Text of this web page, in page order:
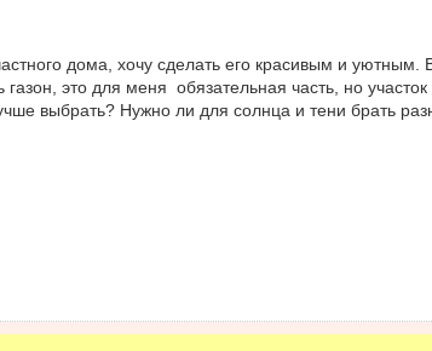
дома, хочу сделать его красивым и
это для меня обязательная часть, но
выбрать? Нужно ли для солнца и тени брать